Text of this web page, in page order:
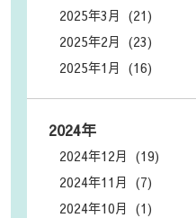
2025年3月 (21)
2025年2月 (23)
2025年1月 (16)
2024年
2024年12月 (19)
2024年11月 (7)
2024年10月 (1)